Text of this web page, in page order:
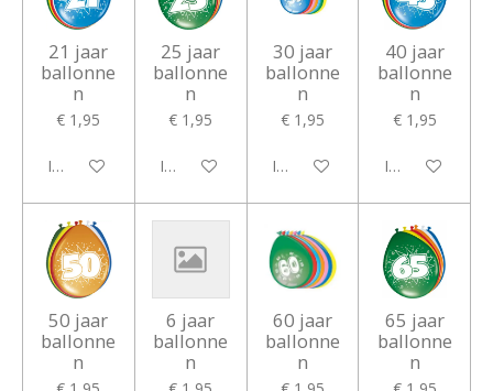
21 jaar
ballonne
n
€ 1,95
In winkelwagen
25 jaar
ballonne
n
€ 1,95
In winkelwagen
30 jaar
ballonne
n
€ 1,95
In winkelwagen
40 jaar
ballonne
n
€ 1,95
In winkelwagen
50 jaar
ballonne
n
6 jaar
ballonne
n
60 jaar
ballonne
n
65 jaar
ballonne
n